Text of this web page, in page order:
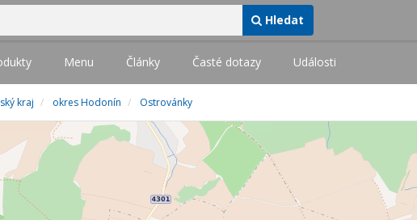
Hledat
Menu Články Časté dotazy Události
kraj okres Hodonín Ostrovánky